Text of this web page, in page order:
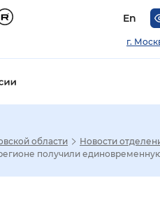
En
г.
отображения
области
Новости
получили